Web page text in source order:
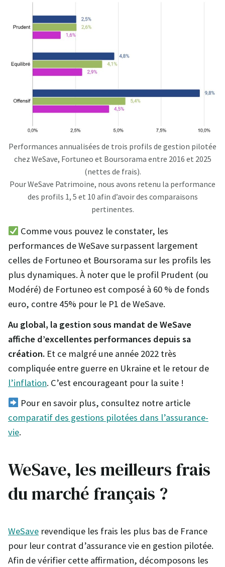
Performances annualisées de trois profils de gestion pilotée
chez WeSave, Fortuneo et Boursorama entre 2016 et 2025
(nettes de frais).
Pour WeSave Patrimoine, nous avons retenu la performance
des profils 1, 5 et 10 afin d’avoir des comparaisons
pertinentes.
Comme vous pouvez le constater, les
performances de WeSave surpassent largement
celles de Fortuneo et Boursorama sur les profils les
plus dynamiques. À noter que le profil Prudent (ou
Modéré) de Fortuneo est composé à 60 % de fonds
euro, contre 45% pour le P1 de WeSave.
Au global, la gestion sous mandat de WeSave
affiche d’excellentes performances depuis sa
création. Et ce malgré une année 2022 très
compliquée entre guerre en Ukraine et le retour de
l’inflation. C’est encourageant pour la suite !
Pour en savoir plus, consultez notre article
comparatif des gestions pilotées dans l’assurance-
vie.
WeSave, les meilleurs frais
du marché français ?
WeSave revendique les frais les plus bas de France
pour leur contrat d’assurance vie en gestion pilotée.
Afin de vérifier cette affirmation, décomposons les